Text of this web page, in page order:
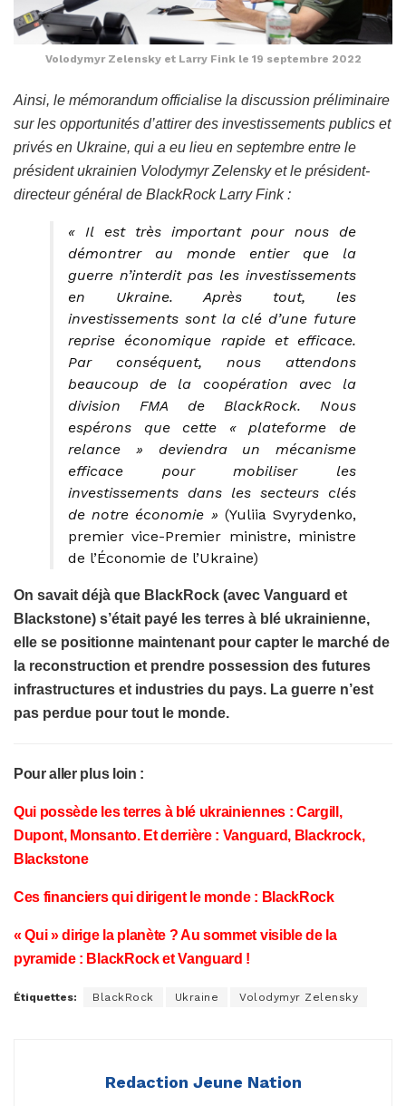
Volodymyr Zelensky et Larry Fink le 19 septembre 2022
Ainsi, le mémorandum officialise la discussion préliminaire
sur les opportunités d’attirer des investissements publics et
privés en Ukraine, qui a eu lieu en septembre entre le
président ukrainien Volodymyr Zelensky et le président-
directeur général de BlackRock Larry Fink :
« Il est très important pour nous de
démontrer au monde entier que la
guerre n’interdit pas les investissements
en Ukraine. Après tout, les
investissements sont la clé d’une future
reprise économique rapide et efficace.
Par conséquent, nous attendons
beaucoup de la coopération avec la
division FMA de BlackRock. Nous
espérons que cette « plateforme de
relance » deviendra un mécanisme
efficace pour mobiliser les
investissements dans les secteurs clés
de notre économie » (Yuliia Svyrydenko,
premier vice-Premier ministre, ministre
de l’Économie de l’Ukraine)
On savait déjà que BlackRock (avec Vanguard et
Blackstone) s’était payé les terres à blé ukrainienne,
elle se positionne maintenant pour capter le marché de
la reconstruction et prendre possession des futures
infrastructures et industries du pays. La guerre n’est
pas perdue pour tout le monde.
Pour aller plus loin :
Qui possède les terres à blé ukrainiennes : Cargill,
Dupont, Monsanto. Et derrière : Vanguard, Blackrock,
Blackstone
Ces financiers qui dirigent le monde : BlackRock
« Qui » dirige la planète ? Au sommet visible de la
pyramide : BlackRock et Vanguard !
Étiquettes: BlackRock Ukraine Volodymyr Zelensky
Redaction Jeune Nation